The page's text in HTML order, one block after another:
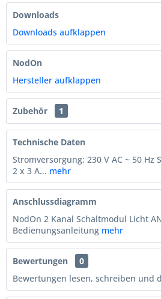
Downloads
Downloads aufklappen
NodOn
Hersteller aufklappen
Zubehör 1
Technische Daten
Stromversorgung: 230 V AC ~ 50 Hz
2 x 3 A... mehr
Anschlussdiagramm
NodOn 2 Kanal Schaltmodul Licht
Bedienungsanleitung mehr
Bewertungen
0
Bewertungen lesen, schreiben und